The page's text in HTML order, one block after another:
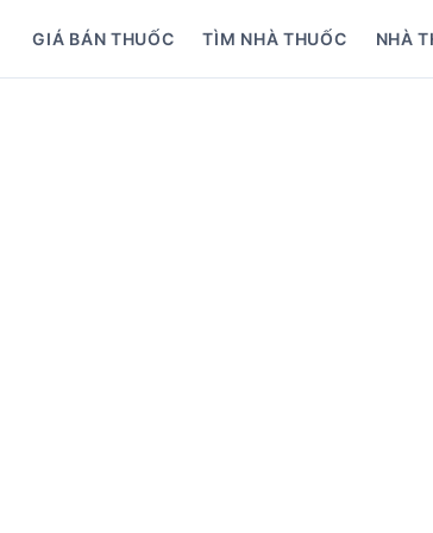
GIÁ BÁN THUỐC TÌM NHÀ THUỐC NHÀ